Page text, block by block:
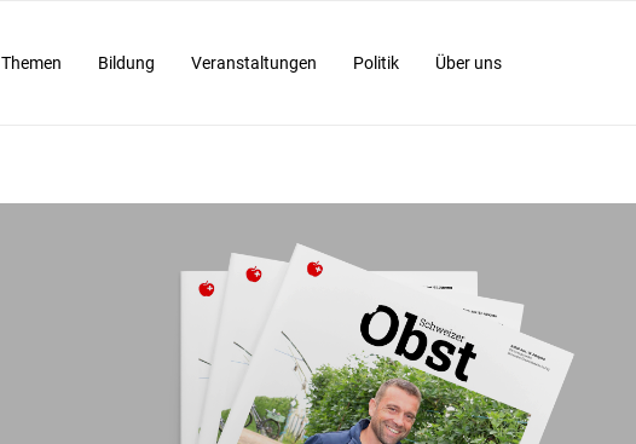
Themen Bildung Veranstaltungen Politik Über uns